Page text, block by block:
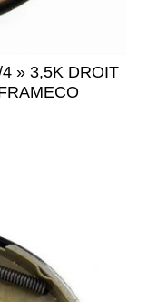
» 3,5K DROIT